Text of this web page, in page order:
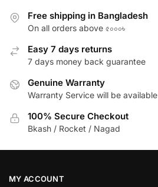
Free shipping in Bangladesh
On all orders above ৫০০০৳
Easy 7 days returns
7 days money back guarantee
Genuine Warranty
Warranty Service will be available
100% Secure Checkout
Bkash / Rocket / Nagad
MY ACCOUNT